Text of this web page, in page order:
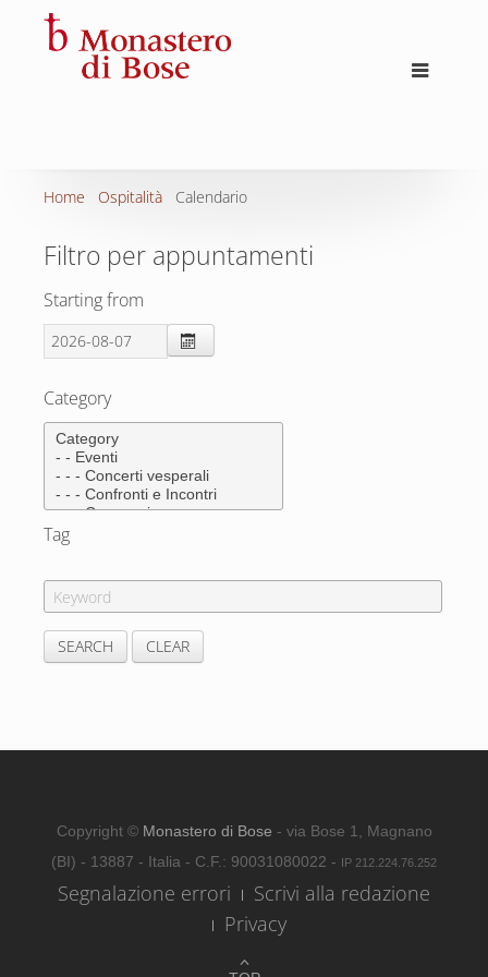
Home Ospitalità Calendario
Filtro per appuntamenti
Starting from
Category
Tag
Copyright © Monastero di Bose - via Bose 1, Magnano
(BI) - 13887 - Italia - C.F.: 90031080022 - IP 212.224.76.252
Segnalazione errori
Scrivi alla redazione
Privacy